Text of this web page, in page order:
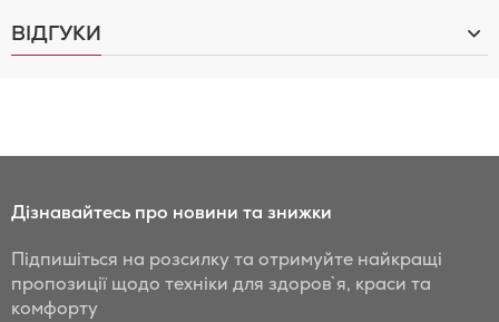
ВІДГУКИ
Дізнавайтесь про новини та знижки
Підпишіться на розсилку та отримуйте найкращі
пропозиції щодо техніки для здоров`я, краси та
комфорту